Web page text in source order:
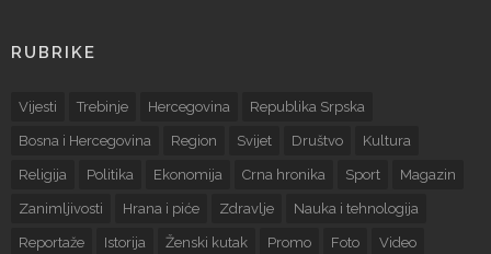
RUBRIKE
Vijesti Trebinje Hercegovina Republika Srpska
Bosna i Hercegovina Region Svijet Društvo Kultura
Religija Politika Ekonomija Crna hronika Sport Magazin
Zanimljivosti Hrana i piće Zdravlje Nauka i tehnologija
Reportaže Istorija Ženski kutak Promo Foto Video